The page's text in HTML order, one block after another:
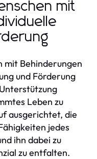
mit
mit Behinderungen
und Förderung
Leben zu
ausgerichtet, die
jedes
ihn dabei zu
zu entfalten.